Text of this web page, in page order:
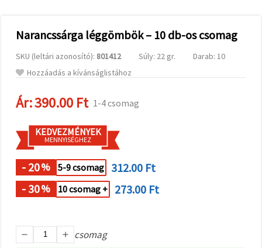
beleértve
analitikai és
marketingpartnereink
segítségével
elfogadása"
gombra
az összes
sütit, vagy
Beállításokban
megadhatja
preferenciáit
az adott
típusú sütik
"Mentés"
gombra
kattintva.
Narancssárga léggömbök – 10 db-os csomag
SKU (leltári azonosító): 801412 Súly: 22 gr.
Darab: 10
Hozzáadás a kívánságlistához
Ár:390.00 Ft 1-4 csomag
KEDVEZMÉNYEK
MENNYISÉGHEZ
- 20% 5-9 csomag
312.00 Ft
- 30% 10 csomag + 273.00 Ft
csomag